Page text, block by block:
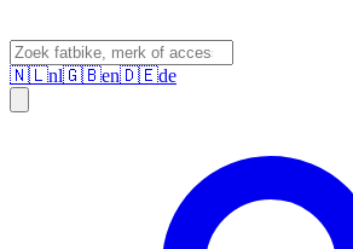
🇳🇱nl🇬🇧en🇩🇪de